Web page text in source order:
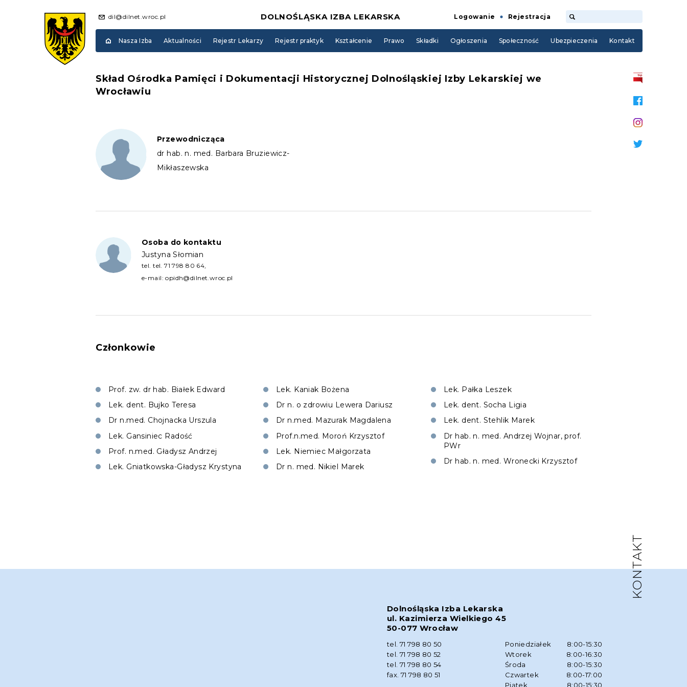
dil@dilnet.wroc.pl DOLNOŚLĄSKA IZBA LEKARSKA Logowanie Rejestracja
Nasza Izba Aktualności Rejestr Lekarzy Rejestr praktyk Kształcenie Prawo Składki Ogłoszenia Społeczność Ubezpieczenia Kontakt
Skład Ośrodka Pamięci i Dokumentacji Historycznej Dolnośląskiej Izby Lekarskiej we
Wrocławiu
Przewodnicząca
dr hab. n. med. Barbara Bruziewicz-
Mikłaszewska
Osoba do kontaktu
Justyna Słomian
tel.tel. 71 798 80 64,
e-mail:opidh@dilnet.wroc.pl
Członkowie
Prof. zw. dr hab. Białek Edward
Lek. dent. Bujko Teresa
Dr n.med. Chojnacka Urszula
Lek. Gansiniec Radość
Prof. n.med. Gładysz Andrzej
Lek. Gniatkowska-Gładysz Krystyna
Lek. Kaniak Bożena
Dr n. o zdrowiu Lewera Dariusz
Dr n.med. Mazurak Magdalena
Prof.n.med. Moroń Krzysztof
Lek. Niemiec Małgorzata
Dr n. med. Nikiel Marek
Lek. Pałka Leszek
Lek. dent. Socha Ligia
Lek. dent. Stehlik Marek
Dr hab. n. med. Andrzej Wojnar, prof.
PWr
Dr hab. n. med. Wronecki Krzysztof
KONTAKT
Dolnośląska Izba Lekarska
ul. Kazimierza Wielkiego 45
50-077 Wrocław
tel. 71 798 80 50
tel. 71 798 80 52
tel. 71 798 80 54
fax. 71 798 80 51
Poniedziałek
8:00-15:30
Wtorek
8:00-16:30
Środa
8:00-15:30
Czwartek
8:00-17:00
Piątek
8:00-15:30